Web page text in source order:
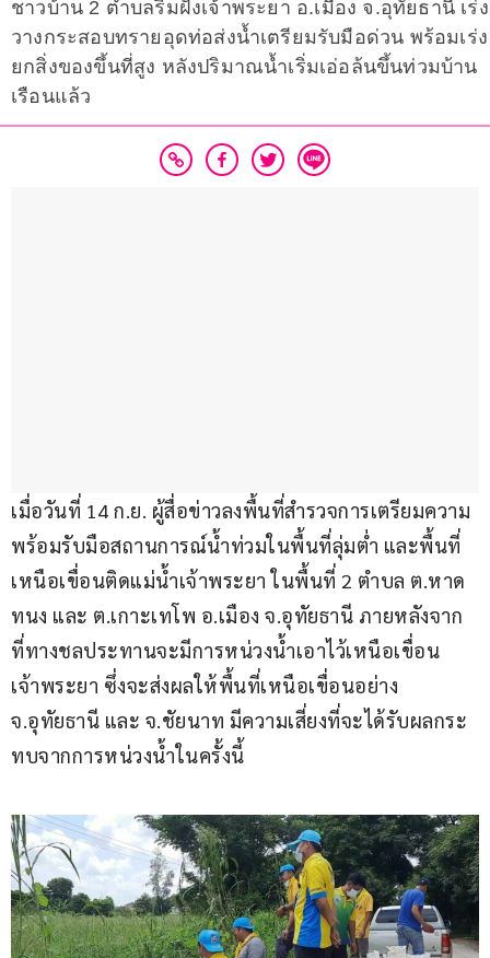
ชาวบ้าน 2 ตำบลริมฝั่งเจ้าพระยา อ.เมือง จ.อุทัยธานี เร่ง
วางกระสอบทรายอุดท่อส่งน้ำเตรียมรับมือด่วน พร้อมเร่ง
ยกสิ่งของขึ้นที่สูง หลังปริมาณน้ำเริ่มเอ่อล้นขึ้นท่วมบ้าน
เรือนแล้ว
เมื่อวันที่ 14 ก.ย. ผู้สื่อข่าวลงพื้นที่สำรวจการเตรียมความ
พร้อมรับมือสถานการณ์น้ำท่วมในพื้นที่ลุ่มต่ำ และพื้นที่
เหนือเขื่อนติดแม่น้ำเจ้าพระยา ในพื้นที่ 2 ตำบล ต.หาด
ทนง และ ต.เกาะเทโพ อ.เมือง จ.อุทัยธานี ภายหลังจาก
ที่ทางชลประทานจะมีการหน่วงน้ำเอาไว้เหนือเขื่อน
เจ้าพระยา ซึ่งจะส่งผลให้พื้นที่เหนือเขื่อนอย่าง
จ.อุทัยธานี และ จ.ชัยนาท มีความเสี่ยงที่จะได้รับผลกระ
ทบจากการหน่วงน้ำในครั้งนี้